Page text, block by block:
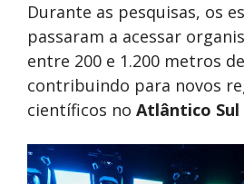
Durante as pesquisas, os
passaram a acessar
entre 200 e 1.200 metros
contribuindo para novos
científicos no Atlântico Sul